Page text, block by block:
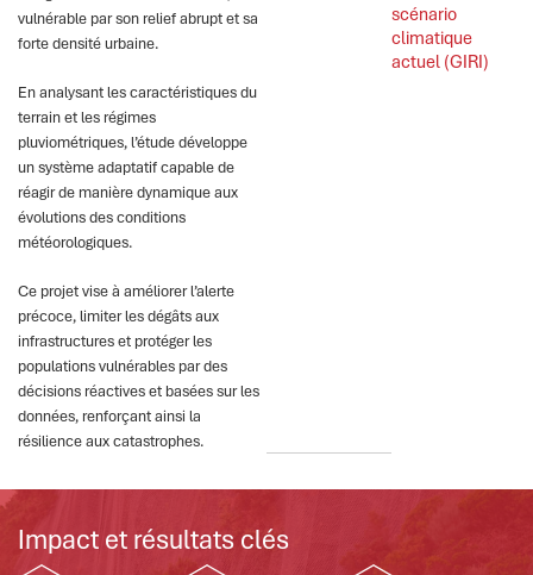
vulnérable par son relief abrupt et sa
forte densité urbaine.
En analysant les caractéristiques du
terrain et les régimes
pluviométriques, l’étude développe
un système adaptatif capable de
réagir de manière dynamique aux
évolutions des conditions
météorologiques.
Ce projet vise à améliorer l’alerte
précoce, limiter les dégâts aux
infrastructures et protéger les
populations vulnérables par des
décisions réactives et basées sur les
données, renforçant ainsi la
résilience aux catastrophes.
scénario
climatique
actuel (GIRI)
Impact et résultats clés